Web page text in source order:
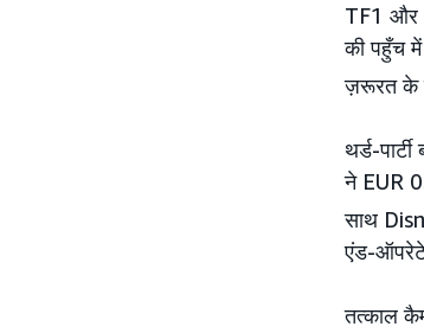
TF1 और
की पहुँच
ज़रूरत के
थर्ड-
ने EUR
साथ
एंड-
तत्काल